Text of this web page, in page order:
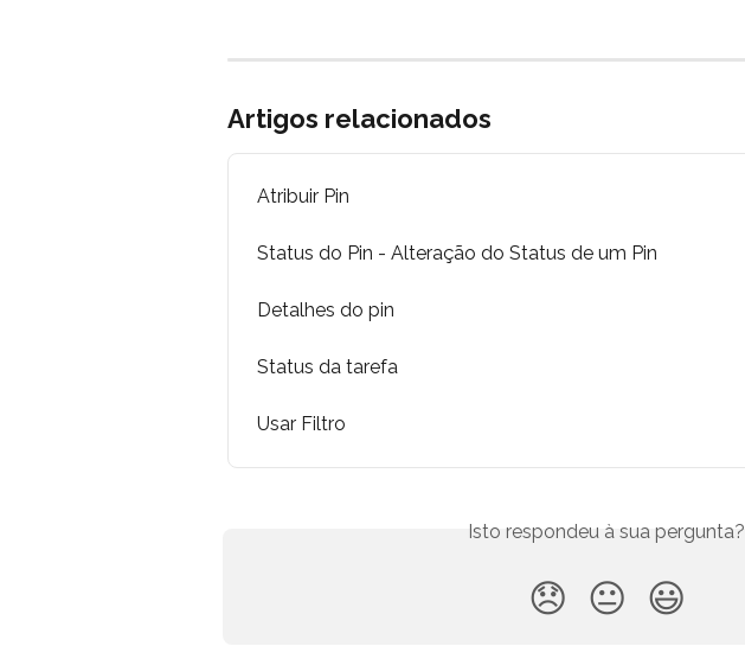
Artigos relacionados
Atribuir Pin
Status do Pin - Alteração do Status de um Pin
Detalhes do pin
Status da tarefa
Usar Filtro
Isto respondeu à sua pergunta?
😞 😐 😃